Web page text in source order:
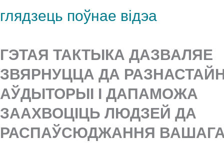
глядзець поўнае відэа
ГЭТАЯ ТАКТЫКА ДАЗВАЛЯЕ
ЗВЯРНУЦЦА ДА
АЎДЫТОРЫІ І ДАПАМОЖА
ЗААХВОЦІЦЬ ЛЮДЗЕЙ ДА
РАСПАЎСЮДЖАННЯ